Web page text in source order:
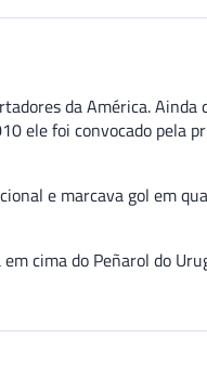
da América. Ainda
ele foi convocado pela
e marcava gol em
cima do Peñarol do